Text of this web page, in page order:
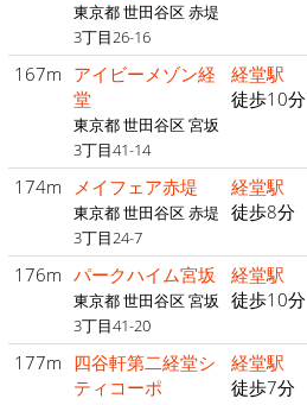
東京都 世田谷区 赤堤
3丁目26-16
167m アイビーメゾン経
堂
東京都 世田谷区 宮坂
3丁目41-14
経堂駅
徒歩10分
174m メイフェア赤堤
東京都 世田谷区 赤堤
3丁目24-7
経堂駅
徒歩8分
176m パークハイム宮坂
東京都 世田谷区 宮坂
3丁目41-20
経堂駅
徒歩10分
177m 四谷軒第二経堂シ
ティコーポ
経堂駅
徒歩7分